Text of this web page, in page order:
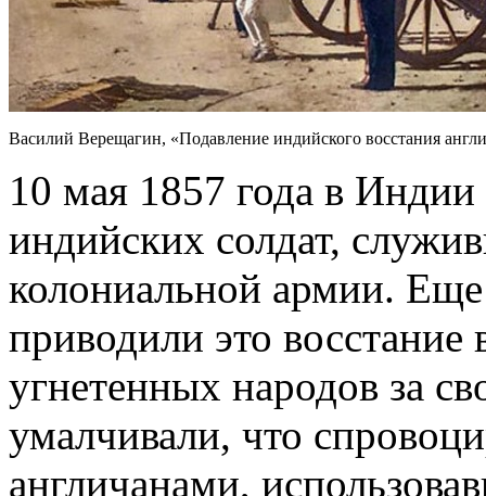
Василий Верещагин, «Подавление индийского восстания
10 мая 1857 года в Индии
индийских солдат,
колониальной армии.
приводили это восстание
угнетенных народов за
умалчивали, что
англичанами,